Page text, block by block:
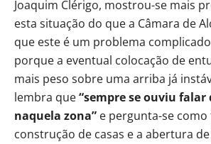
Joaquim Clérigo, mostrou-se mais
esta situação do que a Câmara de
que este é um problema
porque a eventual colocação de
mais peso sobre uma arriba já
lembra que“sempre se ouviu falar
naquela zona” e pergunta-se
construção de casas e a abertura